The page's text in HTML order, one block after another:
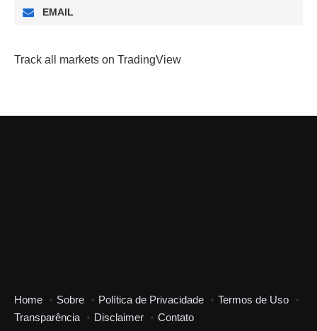
EMAIL
Track all markets on TradingView
Home Sobre Política de Privacidade
Termos de Uso
Transparência
Disclaimer Contato